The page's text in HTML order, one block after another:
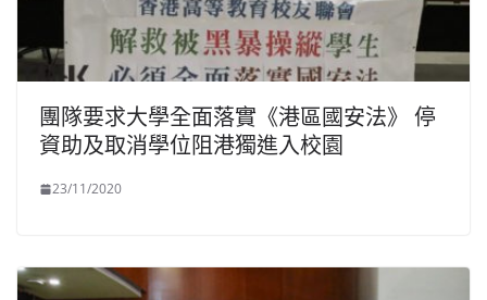
團隊要求大學全面落實《港區國安法》 停
資助及取消學位阻港獨進入校園
23/11/2020